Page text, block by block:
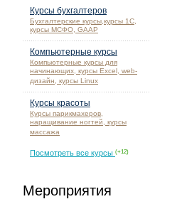
Курсы бухгалтеров
Бухгалтерские курсы,курсы 1С,
курсы МСФО, GAAP
Компьютерные курсы
Компьютерные курсы для
начинающих, курсы Excel, web-
дизайн, курсы Linux
Курсы красоты
Курсы парикмахеров,
наращивание ногтей, курсы
массажа
Посмотреть все курсы (+12)
Мероприятия